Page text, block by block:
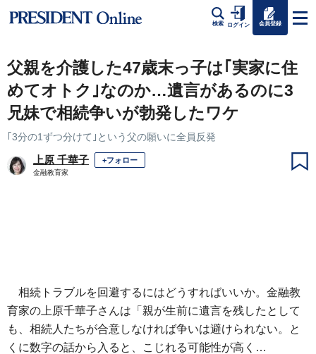
検索 ログイン 会員登録
父親を介護した47歳末っ子は｢実家に住
めてオトク｣なのか…遺言があるのに3
兄妹で相続争いが勃発したワケ
｢3分の1ずつ分けて｣という父の願いに全員反発
上原 千華子 +フォロー
金融教育家
相続トラブルを回避するにはどうすればいいか。金融教
育家の上原千華子さんは「親が生前に遺言を残したとして
も、相続人たちが合意しなければ争いは避けられない。と
くに数字の話から入ると、こじれる可能性が高く…